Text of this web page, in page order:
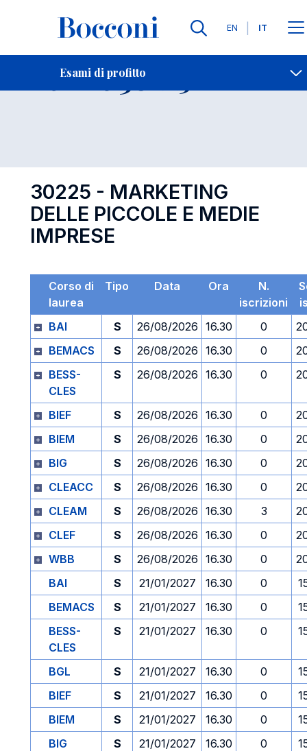
Lingue
EN IT
Esami di profitto
Contatti
Esame 30225 Open
30225 - MARKETING
DELLE PICCOLE E MEDIE
IMPRESE
Corso di
laurea
Tipo Data Ora
N.
iscrizioni
BAI
S 26/08/2026 16.30 0
BEMACS
S 26/08/2026 16.30 0
BESS-
CLES
S 26/08/2026 16.30 0
BIEF S 26/08/2026 16.30 0
BIEM
S 26/08/2026 16.30 0
BIG
S 26/08/2026 16.30 0
CLEACC
S 26/08/2026 16.30 0
CLEAM
S 26/08/2026 16.30 3
CLEF
S 26/08/2026 16.30 0
WBB
S 26/08/2026 16.30 0
BAI
S 21/01/2027 16.30 0
BEMACS
S 21/01/2027 16.30 0
BESS-
CLES
S 21/01/2027 16.30 0
BGL S 21/01/2027 16.30 0
BIEF
S 21/01/2027 16.30 0
BIEM
S 21/01/2027 16.30 0
BIG
S 21/01/2027 16.30 0